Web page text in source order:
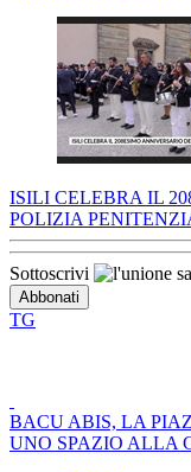
ISILI CELEBRA IL
POLIZIA
Sottoscrivi
TG
BACU ABIS, LA
UNO SPAZIO ALLA